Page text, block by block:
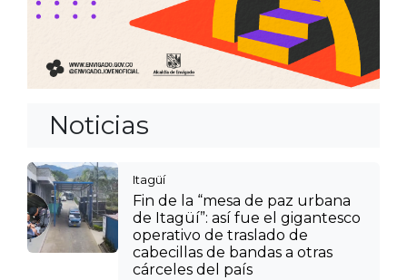
Noticias
Itagüí
Fin de la “mesa de paz urbana
de Itagüí”: así fue el gigantesco
operativo de traslado de
cabecillas de bandas a otras
cárceles del país